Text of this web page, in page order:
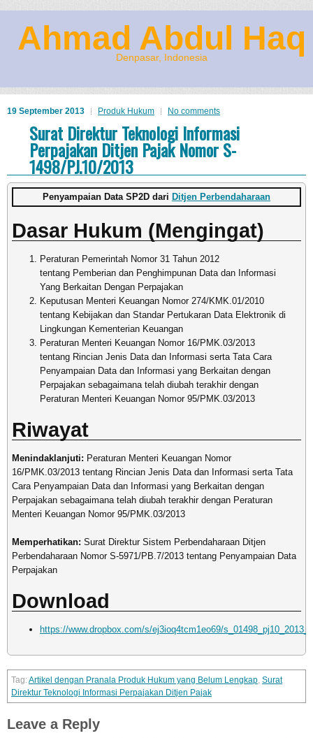
Ahmad Abdul Haq
Denpasar, Indonesia
19 September 2013 Produk Hukum No comments
Surat Direktur Teknologi Informasi
Perpajakan Ditjen Pajak Nomor S-
1498/PJ.10/2013
Penyampaian Data SP2D dari Ditjen Perbendaharaan
Dasar Hukum (Mengingat)
Peraturan Pemerintah Nomor 31 Tahun 2012
tentang Pemberian dan Penghimpunan Data dan Informasi
Yang Berkaitan Dengan Perpajakan
Keputusan Menteri Keuangan Nomor 274/KMK.01/2010
tentang Kebijakan dan Standar Pertukaran Data Elektronik di
Lingkungan Kementerian Keuangan
Peraturan Menteri Keuangan Nomor 16/PMK.03/2013
tentang Rincian Jenis Data dan Informasi serta Tata Cara
Penyampaian Data dan Informasi yang Berkaitan dengan
Perpajakan sebagaimana telah diubah terakhir dengan
Peraturan Menteri Keuangan Nomor 95/PMK.03/2013
Riwayat
Menindaklanjuti: Peraturan Menteri Keuangan Nomor
16/PMK.03/2013 tentang Rincian Jenis Data dan Informasi serta Tata
Cara Penyampaian Data dan Informasi yang Berkaitan dengan
Perpajakan sebagaimana telah diubah terakhir dengan Peraturan
Menteri Keuangan Nomor 95/PMK.03/2013
Memperhatikan: Surat Direktur Sistem Perbendaharaan Ditjen
Perbendaharaan Nomor S-5971/PB.7/2013 tentang Penyampaian Data
Perpajakan
Download
https://www.dropbox.com/s/ej3ioq4tcm1eo69/
Artikel dengan Pranala Produk Hukum yang Belum Lengkap, Surat
Direktur Teknologi Informasi Perpajakan Ditjen Pajak
Leave a Reply